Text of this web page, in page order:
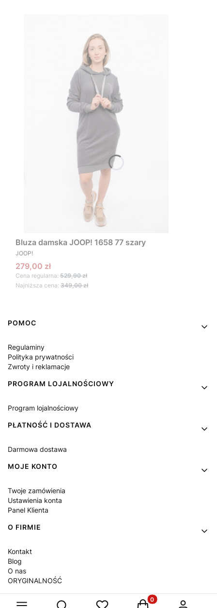
Otwórz wyszukiwarkę Produkty w koszyku:
Bluza damska JOOP! 1658 77 szary
PRODUCENT
JOOP!
Cena promocyjna
279,00 zł
Cena regularna: 529,90 zł
Najniższa cena: 349,00 zł
Linki w stopce
POMOC
Regulaminy
Polityka prywatności
Zwroty i reklamacje
PROGRAM LOJALNOŚCIOWY
Program lojalnościowy
PŁATNOŚĆ I DOSTAWA
Darmowa dostawa
MOJE KONTO
Twoje zamówienia
Ustawienia konta
Panel Klienta
O FIRMIE
Kontakt
Blog
O nas
ORYGINALNOŚĆ
Sklep internetowy Shoper Premium